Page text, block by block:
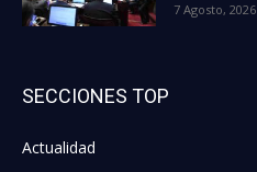
7 Agosto, 2026
SECCIONES TOP
Actualidad